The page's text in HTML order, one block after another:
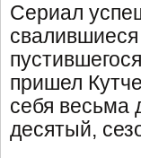
Сериал
пришел
себя весьма
десятый,